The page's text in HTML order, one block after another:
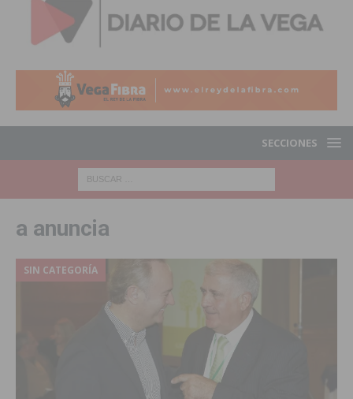
SECCIONES
a anuncia
SIN CATEGORÍA